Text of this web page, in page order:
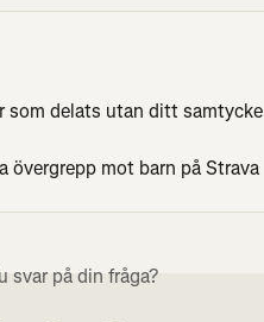
som delats utan ditt samtycke
övergrepp mot barn på Strava
svar på din fråga?